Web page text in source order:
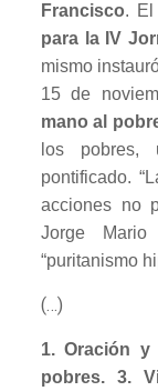
Francisco. El
para la IV
mismo
15 de
mano al
los pobres,
pontificado.
acciones no
Jorge
“puritanismo
(…)
1. Oración
pobres. 3.